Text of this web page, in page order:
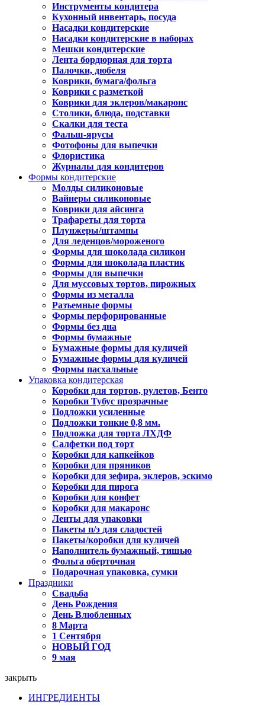
Инструменты кондитера
Кухонный инвентарь, посуда
Насадки кондитерские
Насадки кондитерские в наборах
Мешки кондитерские
Лента бордюрная для торта
Палочки, дюбеля
Коврики, бумага/фольга
Коврики с разметкой
Коврики для эклеров/макаронс
Столики, блюда, подставки
Скалки для теста
Фальш-ярусы
Фотофоны для выпечки
Флористика
Журналы для кондитеров
Формы кондитерские
Молды силиконовые
Вайнеры силиконовые
Коврики для айсинга
Трафареты для торта
Плунжеры/штампы
Для леденцов/мороженого
Формы для шоколада силикон
Формы для шоколада пластик
Формы для выпечки
Для муссовых тортов, пирожных
Формы из металла
Разъемные формы
Формы перфорированные
Формы без дна
Формы бумажные
Бумажные формы для куличей
Бумажные формы для куличей
Формы пасхальные
Упаковка кондитерская
Коробки для тортов, рулетов, Бенто
Коробки Тубус прозрачные
Подложки усиленные
Подложки тонкие 0,8 мм.
Подложка для торта ЛХДФ
Салфетки под торт
Коробки для капкейков
Коробки для пряников
Коробки для зефира, эклеров, эскимо
Коробки для пирога
Коробки для конфет
Коробки для макаронс
Ленты для упаковки
Пакеты п/э для сладостей
Пакеты/коробки для куличей
Наполнитель бумажный, тишью
Фольга оберточная
Подарочная упаковка, сумки
Праздники
Свадьба
День Рождения
День Влюбленных
8 Марта
1 Сентября
НОВЫЙ ГОД
9 мая
закрыть
ИНГРЕДИЕНТЫ